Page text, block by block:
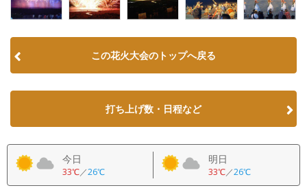
この花火大会のトップへ戻る
打ち上げ数・日程など
今日
33℃／26℃
明日
33℃／26℃